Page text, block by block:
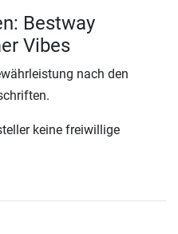
Bestway
Vibes
nach den
keine freiwillige